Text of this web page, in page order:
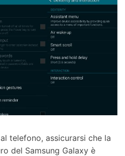
telefono, assicurarsi che la
del Samsung Galaxy è